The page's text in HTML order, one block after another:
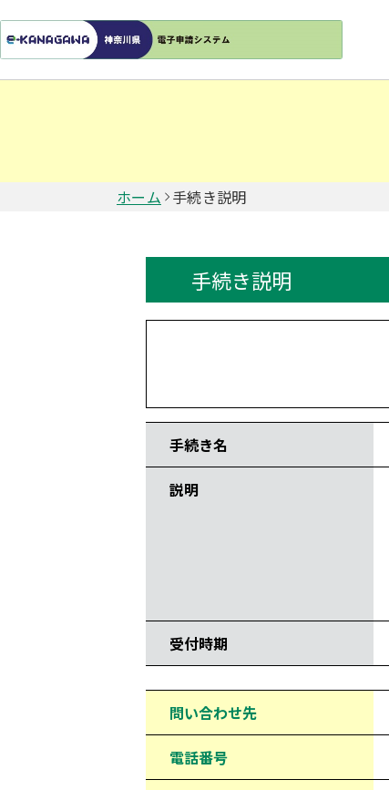
ホーム 手続き説明
手続き説明
手続き名
説明
受付時期
問い合わせ先
電話番号